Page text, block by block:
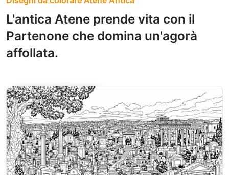
L'antica Atene prende vita con il
Partenone che domina un'agorà
affollata.